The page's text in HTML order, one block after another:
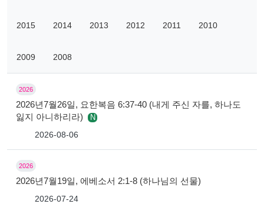
2015 2014 2013 2012 2011 2010
2009 2008
2026
2026년7월26일, 요한복음 6:37-40 (내게 주신 자를, 하나도
잃지 아니하리라)
N
2026-08-06
2026
2026년7월19일, 에베소서 2:1-8 (하나님의 선물)
2026-07-24